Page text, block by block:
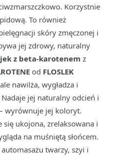
Korzystnie
To również
skóry zmęczonej i
jej zdrowy, naturalny
z beta-karotenem z
od FLOSLEK
nawilża, wygładza i
jej naturalny odcień i
wyrównuje jej koloryt.
się ukojona, zrelaksowana i
na muśniętą słońcem.
twarzy, szyi i